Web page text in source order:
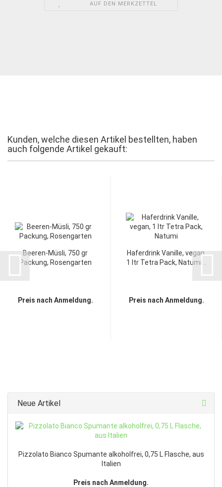
AUF DEN MERKZETTEL
Kunden, welche diesen Artikel bestellten, haben
auch folgende Artikel gekauft:
Beeren-Müsli, 750 gr
Packung, Rosengarten
Preis nach Anmeldung.
Haferdrink Vanille, vegan,
1 ltr Tetra Pack, Natumi...
Preis nach Anmeldung.
Neue Artikel
Pizzolato Bianco Spumante alkoholfrei, 0,75 L Flasche, aus
Italien
Preis nach Anmeldung.